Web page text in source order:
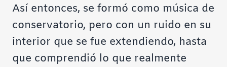
Así entonces, se formó como música de
conservatorio, pero con un ruido en su
interior que se fue extendiendo, hasta
que comprendió lo que realmente